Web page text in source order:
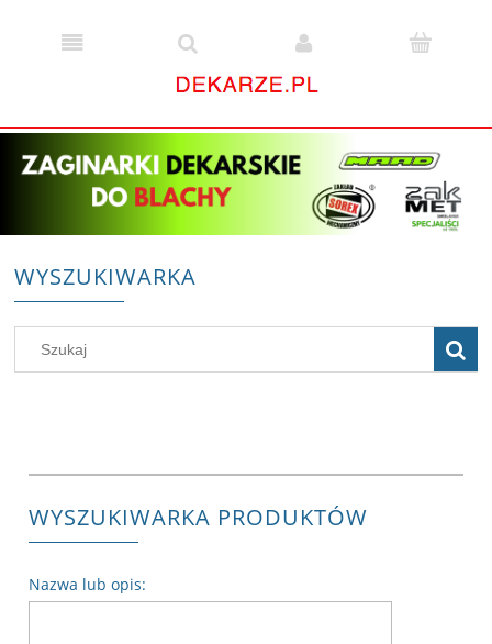
WYSZUKIWARKA
WYSZUKIWARKA PRODUKTÓW
Nazwa lub opis: